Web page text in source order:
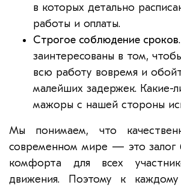
в которых детально
работы и оплаты.
Строгое соблюдение сроков
заинтересованы в том,
всю работу вовремя и
малейших задержек. Какие-
мажоры с нашей стороны
Мы понимаем, что
современном мире — это залог
комфорта для всех
движения. Поэтому к